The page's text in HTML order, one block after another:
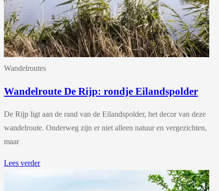
Wandelroutes
Wandelroute De Rijp: rondje Eilandspolder
De Rijp ligt aan de rand van de Eilandspolder, het decor van deze
wandelroute. Onderweg zijn er niet alleen natuur en vergezichten,
maar
Lees verder